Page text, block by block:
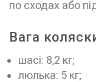
по сходах або
Вага
шасі: 8,2 кг;
люлька: 5 кг;